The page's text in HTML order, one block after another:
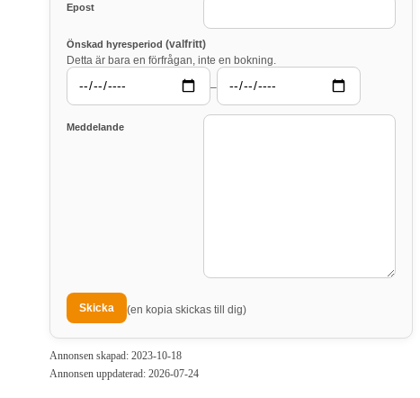
Epost
Önskad hyresperiod (valfritt)
Detta är bara en förfrågan, inte en bokning.
–
Meddelande
(en kopia skickas till dig)
Annonsen skapad: 2023-10-18
Annonsen uppdaterad: 2026-07-24